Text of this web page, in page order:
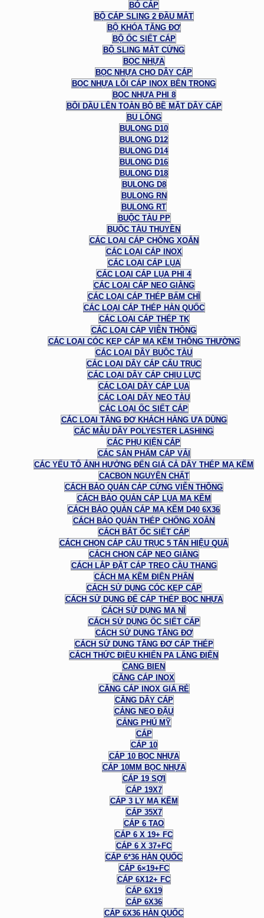
BÓ CÁP
BỘ CÁP SLING 2 ĐẦU MẮT
BỘ KHÓA TĂNG ĐƠ
BỘ ỐC SIẾT CÁP
BỘ SLING MẮT CỨNG
BỌC NHỰA
BỌC NHỰA CHO DÂY CÁP
BỌC NHỰA LÕI CÁP INOX BÊN TRONG
BỌC NHỰA PHI 8
BÔI DẦU LÊN TOÀN BỘ BỀ MẶT DÂY CÁP
BU LÔNG
BULONG D10
BULONG D12
BULONG D14
BULONG D16
BULONG D18
BULONG D8
BULONG RN
BULONG RT
BUỘC TÀU PP
BUỘC TÀU THUYỀN
CÁC LOẠI CÁP CHỐNG XOẮN
CÁC LOẠI CÁP INOX
CÁC LOẠI CÁP LỤA
CÁC LOẠI CÁP LỤA PHI 4
CÁC LOẠI CÁP NEO GIẰNG
CÁC LOẠI CÁP THÉP BẤM CHÌ
CÁC LOẠI CÁP THÉP HÀN QUỐC
CÁC LOẠI CÁP THÉP TK
CÁC LOẠI CÁP VIỄN THÔNG
CÁC LOẠI CÓC KẸP CÁP MẠ KẼM THÔNG THƯỜNG
CÁC LOẠI DÂY BUỘC TÀU
CÁC LOẠI DÂY CÁP CẨU TRỤC
CÁC LOẠI DÂY CÁP CHỊU LỰC
CÁC LOẠI DÂY CÁP LỤA
CÁC LOẠI DÂY NEO TÀU
CÁC LOẠI ỐC SIẾT CÁP
CÁC LOẠI TĂNG ĐƠ KHÁCH HÀNG ƯA DÙNG
CÁC MẪU DÂY POLYESTER LASHING
CÁC PHỤ KIỆN CÁP
CÁC SẢN PHẨM CÁP VẢI
CÁC YẾU TỐ ẢNH HƯỞNG ĐẾN GIÁ CẢ DÂY THÉP MẠ KẼM
CACBON NGUYÊN CHẤT
CÁCH BẢO QUẢN CÁP CỨNG VIỄN THÔNG
CÁCH BẢO QUẢN CÁP LỤA MẠ KẼM
CÁCH BẢO QUẢN CÁP MẠ KẼM D40 6X36
CÁCH BẢO QUẢN THÉP CHỐNG XOẮN
CÁCH BẮT ỐC SIẾT CÁP
CÁCH CHỌN CÁP CẦU TRỤC 5 TẤN HIỆU QUẢ
CÁCH CHỌN CÁP NEO GIẰNG
CÁCH LẮP ĐẶT CÁP TREO CẦU THANG
CÁCH MẠ KẼM ĐIỆN PHÂN
CÁCH SỬ DỤNG CÓC KẸP CÁP
CÁCH SỬ DỤNG ĐỂ CÁP THÉP BỌC NHỰA
CÁCH SỬ DỤNG MA NÍ
CÁCH SỬ DỤNG ỐC SIẾT CÁP
CÁCH SỬ DỤNG TĂNG ĐƠ
CÁCH SỬ DỤNG TĂNG ĐƠ CÁP THÉP
CÁCH THỨC ĐIỀU KHIỂN PA LĂNG ĐIỆN
CANG BIEN
CĂNG CÁP INOX
CĂNG CÁP INOX GIÁ RẺ
CĂNG DÂY CÁP
CẢNG NEO ĐẬU
CẢNG PHÚ MỸ
CÁP
CÁP 10
CÁP 10 BỌC NHỰA
CÁP 10MM BỌC NHỰA
CÁP 19 SỢI
CÁP 19X7
CÁP 3 LY MẠ KẼM
CÁP 35X7
CÁP 6 TAO
CÁP 6 X 19+ FC
CÁP 6 X 37+FC
CÁP 6*36 HÀN QUỐC
CÁP 6×19+FC
CÁP 6X12+ FC
CÁP 6X19
CÁP 6X36
CÁP 6X36 HÀN QUỐC